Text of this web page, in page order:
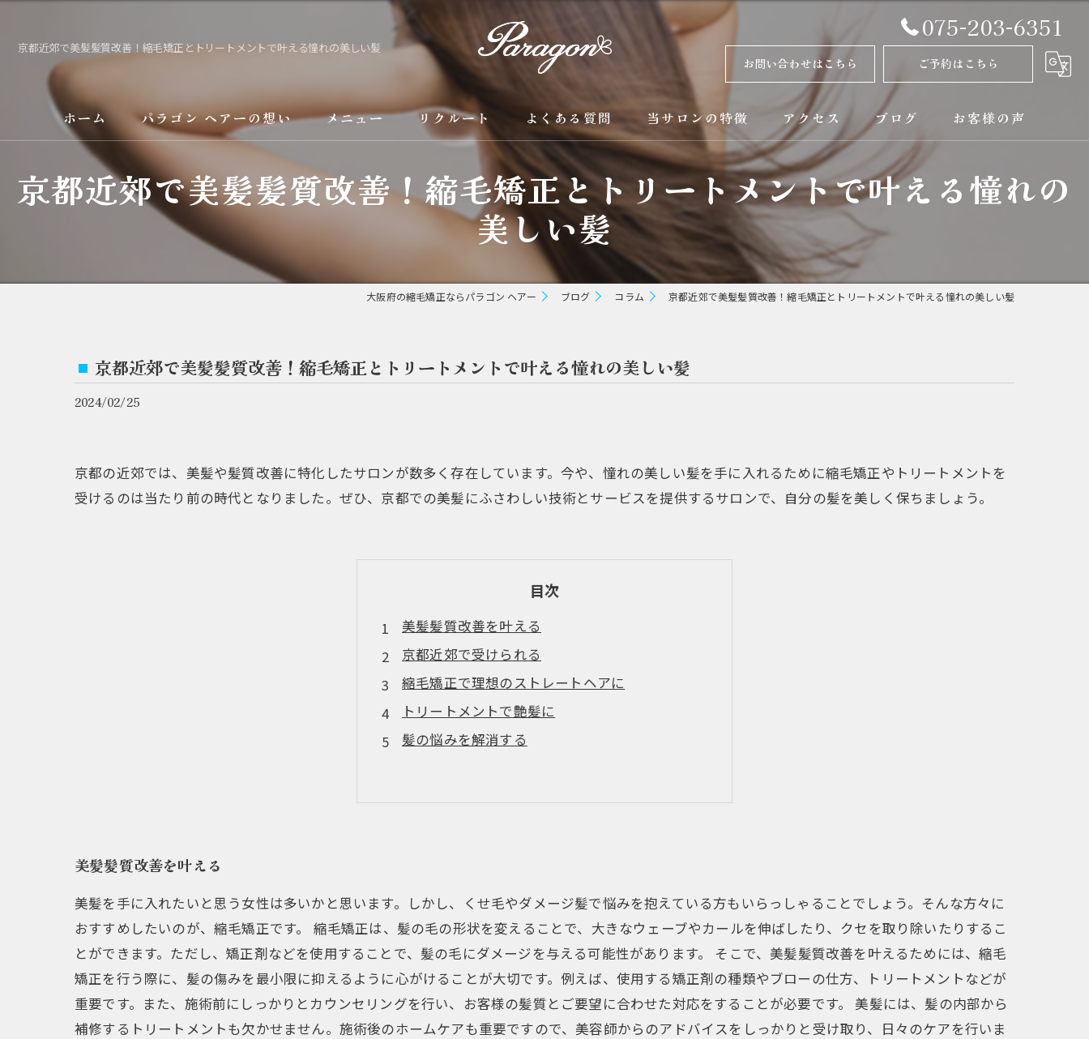
京都近郊で美髪髪質改善！縮毛矯正とトリートメントで叶える憧れの美しい髪
075-203-6351
お問い合わせはこちら ご予約はこちら
ホーム パラゴン ヘアーの想い
サービス
メニュー リクルート よくある質問 当サロンの特徴
京都の縮毛矯正
カラー
トリートメント
ブリーチ縮毛矯正
アクセス ブログ
コラム
お客様の声
京都近郊で美髪髪質改善！縮毛矯正とトリートメントで叶える憧れの
美しい髪
大阪府の縮毛矯正ならパラゴン ヘアー ブログ コラム 京都近郊で美髪髪質改善！縮毛矯正とトリートメントで叶える憧れの美しい髪
京都近郊で美髪髪質改善！縮毛矯正とトリートメントで叶える憧れの美しい髪
2024/02/25
京都の近郊では、美髪や髪質改善に特化したサロンが数多く存在しています。今や、憧れの美しい髪を手に入れるために縮毛矯正やトリートメントを
受けるのは当たり前の時代となりました。ぜひ、京都での美髪にふさわしい技術とサービスを提供するサロンで、自分の髪を美しく保ちましょう。
目次
美髪髪質改善を叶える
京都近郊で受けられる
縮毛矯正で理想のストレートヘアに
トリートメントで艶髪に
髪の悩みを解消する
美髪髪質改善を叶える
美髪を手に入れたいと思う女性は多いかと思います。しかし、くせ毛やダメージ髪で悩みを抱えている方もいらっしゃることでしょう。そんな方々に
おすすめしたいのが、縮毛矯正です。 縮毛矯正は、髪の毛の形状を変えることで、大きなウェーブやカールを伸ばしたり、クセを取り除いたりするこ
とができます。ただし、矯正剤などを使用することで、髪の毛にダメージを与える可能性があります。 そこで、美髪髪質改善を叶えるためには、縮毛
矯正を行う際に、髪の傷みを最小限に抑えるように心がけることが大切です。例えば、使用する矯正剤の種類やブローの仕方、トリートメントなどが
重要です。また、施術前にしっかりとカウンセリングを行い、お客様の髪質とご要望に合わせた対応をすることが必要です。 美髪には、髪の内部から
補修するトリートメントも欠かせません。施術後のホームケアも重要ですので、美容師からのアドバイスをしっかりと受け取り、日々のケアを行いま